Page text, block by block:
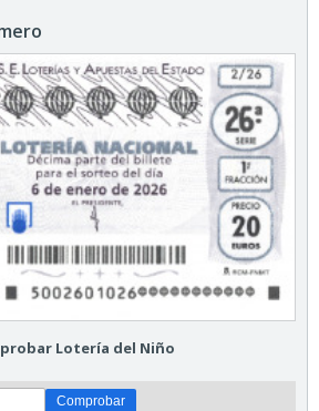
Lotería del Niño